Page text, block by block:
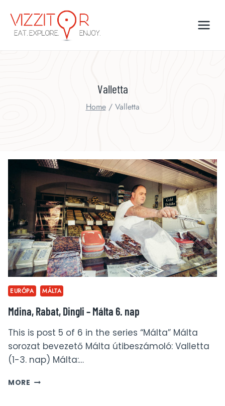
content
Valletta
Home / Valletta
EURÓPA MÁLTA
Mdina, Rabat, Dingli – Málta 6. nap
This is post 5 of 6 in the series “Málta” Málta
sorozat bevezető Málta útibeszámoló: Valletta
(1-3. nap) Málta:…
MORE MDINA,